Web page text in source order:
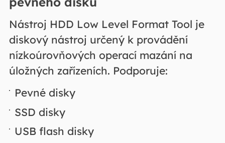
Nástroj HDD Low Level Format Tool je
diskový nástroj určený k provádění
nízkoúrovňových operací mazání na
úložných zařízeních. Podporuje:
Pevné disky
SSD disky
USB flash disky